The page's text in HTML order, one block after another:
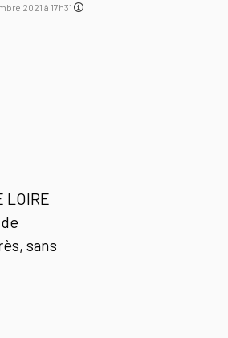
2021 à 17h31
LOIRE
sans